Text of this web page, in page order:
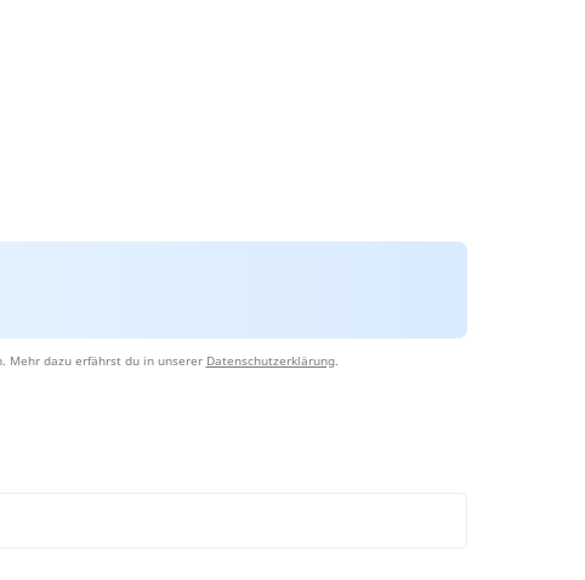
Mehr dazu erfährst du in unserer Datenschutzerklärung.